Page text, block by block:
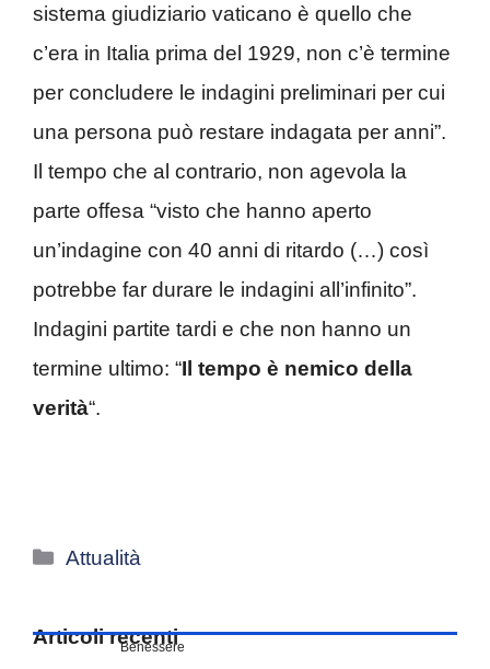
sistema giudiziario vaticano è quello che
c’era in Italia prima del 1929, non c’è termine
per concludere le indagini preliminari per cui
una persona può restare indagata per anni”.
Il tempo che al contrario, non agevola la
parte offesa “visto che hanno aperto
un’indagine con 40 anni di ritardo (…) così
potrebbe far durare le indagini all’infinito”.
Indagini partite tardi e che non hanno un
termine ultimo: “Il tempo è nemico della
verità“.
Categorie
Attualità
Articoli recenti
Benessere